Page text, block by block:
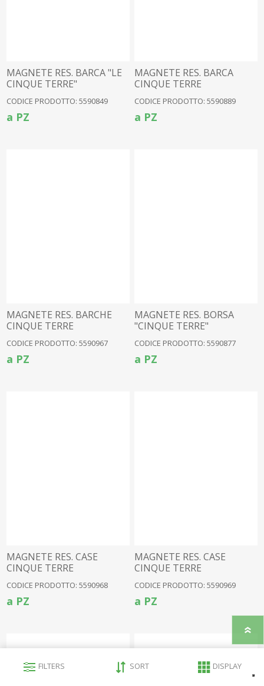
MAGNETE RES. BARCA "LE
CINQUE TERRE"
CODICE PRODOTTO: 5590849
a PZ
MAGNETE RES. BARCA
CINQUE TERRE
CODICE PRODOTTO: 5590889
a PZ
MAGNETE RES. BARCHE
CINQUE TERRE
CODICE PRODOTTO: 5590967
a PZ
MAGNETE RES. BORSA
"CINQUE TERRE"
CODICE PRODOTTO: 5590877
a PZ
MAGNETE RES. CASE
CINQUE TERRE
CODICE PRODOTTO: 5590968
a PZ
MAGNETE RES. CASE
CINQUE TERRE
CODICE PRODOTTO: 5590969
a PZ
FILTERS SORT DISPLAY